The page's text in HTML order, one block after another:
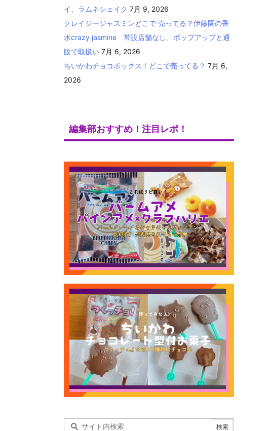
イ、ラムネシェイク 7月 9, 2026
クレイジージャスミンどこで 売ってる？伊藤園の香
水crazy jasmine 常設店舗なし、ポップアップと通
販で取扱い 7月 6, 2026
ちいかわチョコボックス！どこで売ってる？ 7月 6,
2026
編集部おすすめ！注目レポ！